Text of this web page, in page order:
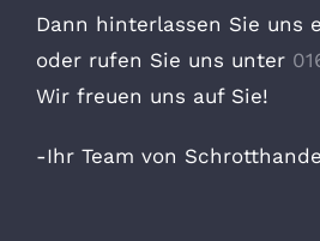
Dann hinterlassen Sie uns
oder rufen Sie uns unter
Wir freuen uns auf Sie!
-Ihr Team von